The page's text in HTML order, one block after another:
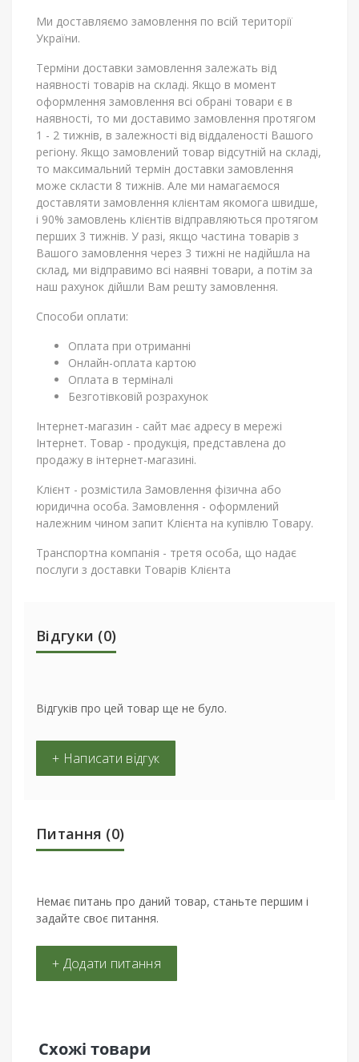
Ми доставляємо замовлення по всій території
України.
Терміни доставки замовлення залежать від
наявності товарів на складі. Якщо в момент
оформлення замовлення всі обрані товари є в
наявності, то ми доставимо замовлення протягом
1 - 2 тижнів, в залежності від віддаленості Вашого
регіону. Якщо замовлений товар відсутній на складі,
то максимальний термін доставки замовлення
може скласти 8 тижнів. Але ми намагаємося
доставляти замовлення клієнтам якомога швидше,
і 90% замовлень клієнтів відправляються протягом
перших 3 тижнів. У разі, якщо частина товарів з
Вашого замовлення через 3 тижні не надійшла на
склад, ми відправимо всі наявні товари, а потім за
наш рахунок дійшли Вам решту замовлення.
Способи оплати:
Оплата при отриманні
Онлайн-оплата картою
Оплата в терміналі
Безготівковій розрахунок
Інтернет-магазин - сайт має адресу в мережі
Інтернет. Товар - продукція, представлена ​​до
продажу в інтернет-магазині.
Клієнт - розмістила Замовлення фізична або
юридична особа. Замовлення - оформлений
належним чином запит Клієнта на купівлю Товару.
Транспортна компанія - третя особа, що надає
послуги з доставки Товарів Клієнта
Відгуки (0)
Відгуків про цей товар ще не було.
+ Написати відгук
Питання (0)
Немає питань про даний товар, станьте першим і
задайте своє питання.
+ Додати питання
Схожі товари